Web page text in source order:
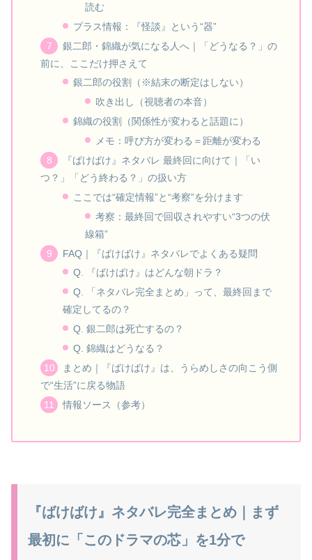
読む
プラス情報：『怪談』という“器”
銀二郎・錦織が気になる人へ｜「どうなる？」の
前に、ここだけ押さえて
銀二郎の役割（※結末の断定はしない）
吹き出し（視聴者の本音）
錦織の役割（関係性が変わると話題に）
メモ：呼び方が変わる＝距離が変わる
『ばけばけ』ネタバレ 最終回に向けて｜「い
つ？」「どう終わる？」の扱い方
ここでは“確定情報”と“考察”を分けます
考察：最終回で回収されやすい“3つの伏
線箱”
FAQ｜『ばけばけ』ネタバレでよくある疑問
Q. 『ばけばけ』はどんな朝ドラ？
Q. 「ネタバレ完全まとめ」って、最終回まで
確定してるの？
Q. 銀二郎は死亡するの？
Q. 錦織はどうなる？
まとめ｜『ばけばけ』は、うらめしさの向こう側
で“生活”に戻る物語
情報ソース（参考）
『ばけばけ』ネタバレ完全まとめ｜まず
最初に「このドラマの芯」を1分で